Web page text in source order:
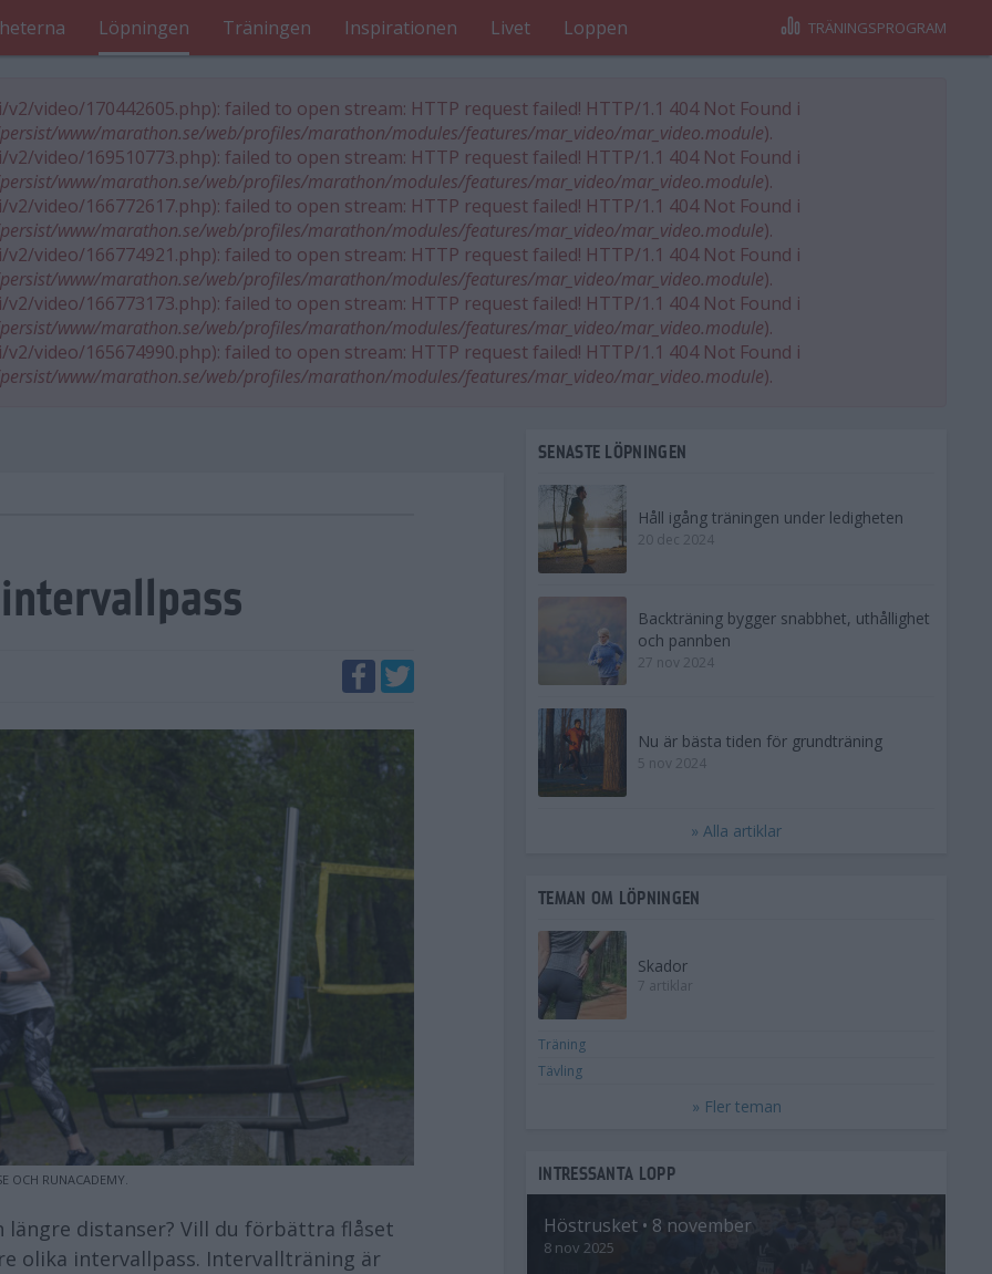
Löpningen Träningen Inspirationen Livet Loppen TRÄNINGSPROGRAM
video/170442605.php): failed to open stream: HTTP request failed! HTTP/1.1 404 Not Found i
www/marathon.se/web/profiles/marathon/modules/features/mar_video/mar_video.module).
video/169510773.php): failed to open stream: HTTP request failed! HTTP/1.1 404 Not Found i
www/marathon.se/web/profiles/marathon/modules/features/mar_video/mar_video.module).
video/166772617.php): failed to open stream: HTTP request failed! HTTP/1.1 404 Not Found i
www/marathon.se/web/profiles/marathon/modules/features/mar_video/mar_video.module).
video/166774921.php): failed to open stream: HTTP request failed! HTTP/1.1 404 Not Found i
www/marathon.se/web/profiles/marathon/modules/features/mar_video/mar_video.module).
video/166773173.php): failed to open stream: HTTP request failed! HTTP/1.1 404 Not Found i
www/marathon.se/web/profiles/marathon/modules/features/mar_video/mar_video.module).
video/165674990.php): failed to open stream: HTTP request failed! HTTP/1.1 404 Not Found i
www/marathon.se/web/profiles/marathon/modules/features/mar_video/mar_video.module).
OCH RUNACADEMY.
distanser? Vill du förbättra flåset
olika intervallpass. Intervallträning är
SENASTE LÖPNINGEN
Håll igång träningen under ledigheten
20 dec 2024
Backträning bygger snabbhet, uthållighet
och pannben
27 nov 2024
Nu är bästa tiden för grundträning
5 nov 2024
» Alla artiklar
TEMAN OM LÖPNINGEN
Skador
7 artiklar
Träning
Tävling
» Fler teman
INTRESSANTA LOPP
Höstrusket • 8 november
8 nov 2025